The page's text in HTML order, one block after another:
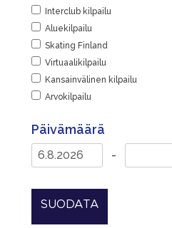
Interclub kilpailu
Aluekilpailu
Skating Finland
Virtuaalikilpailu
Kansainvälinen kilpailu
Arvokilpailu
Päivämäärä
-
SUODATA